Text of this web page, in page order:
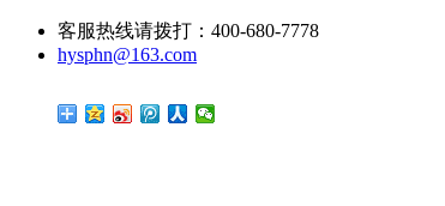
客服热线请拨打：400-680-7778
hysphn@163.com